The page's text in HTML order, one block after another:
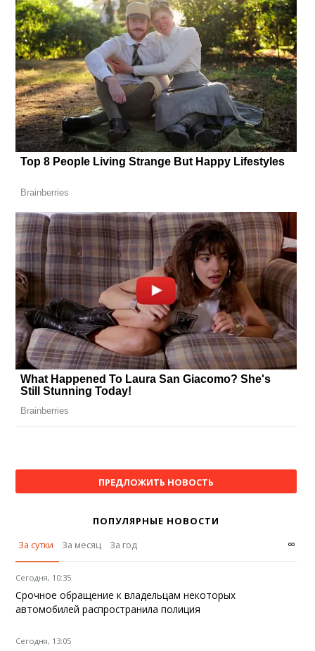
ПРЕДЛОЖИТЬ НОВОСТЬ
ПОПУЛЯРНЫЕ НОВОСТИ
За сутки
За месяц За год ∞
Сегодня, 10:35
Срочное обращение к владельцам некоторых
автомобилей распространила полиция
Сегодня, 13:05